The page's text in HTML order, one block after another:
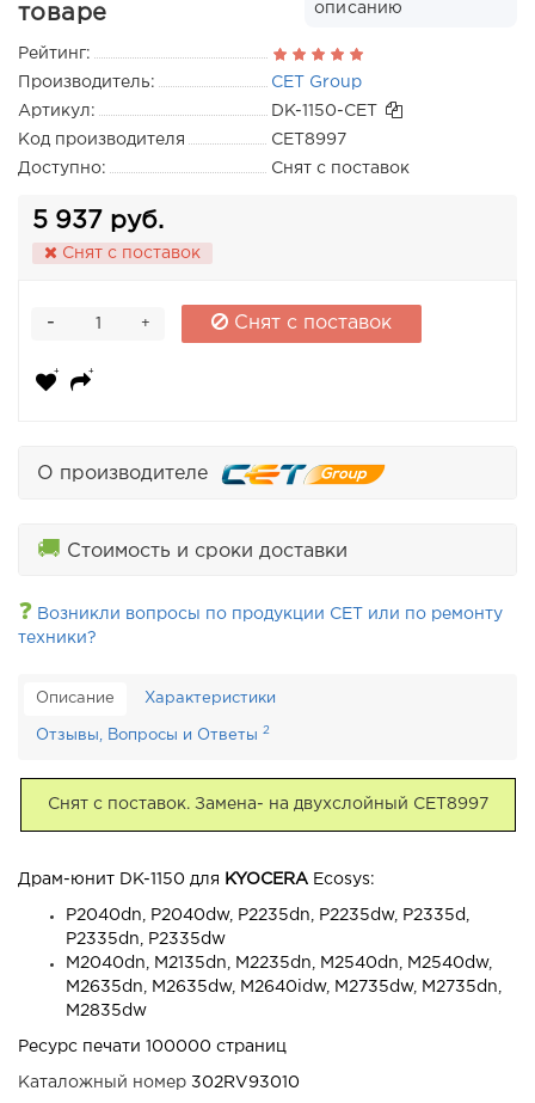
товаре
описанию
Рейтинг:
Производитель:
CET Group
Артикул:
DK-1150-CET
Код производителя
CET8997
Доступно:
Снят с поставок
5 937 руб.
Снят с поставок
+
- Снят с поставок
О производителе
🚚 Стоимость и сроки доставки
❓ Возникли вопросы по продукции CET или по ремонту
техники?
Описание Характеристики
Отзывы, Вопросы и Ответы 2
Снят с поставок. Замена- на двухслойный CET8997
Драм-юнит DK-1150 для KYOCERA Ecosys:
P2040dn, P2040dw, P2235dn, P2235dw, P2335d,
P2335dn, P2335dw
M2040dn, M2135dn, M2235dn, M2540dn, M2540dw,
M2635dn, M2635dw, M2640idw, M2735dw, M2735dn,
M2835dw
Ресурс печати 100000 страниц
Каталожный номер 302RV93010